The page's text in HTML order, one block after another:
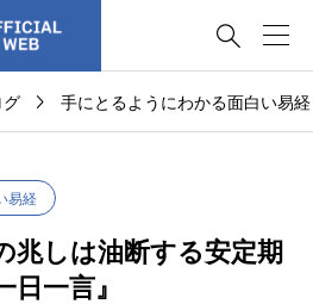

グ  手にとるようにわかる面白い易経
易経
兆しは油断する安定期
一言』